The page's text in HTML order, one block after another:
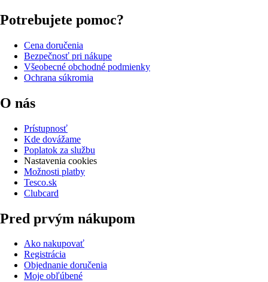
Potrebujete pomoc?
Cena doručenia
Bezpečnosť pri nákupe
Všeobecné obchodné podmienky
Ochrana súkromia
O nás
Prístupnosť
Kde dovážame
Poplatok za službu
Nastavenia cookies
Možnosti platby
Tesco.sk
Clubcard
Pred prvým nákupom
Ako nakupovať
Registrácia
Objednanie doručenia
Moje obľúbené